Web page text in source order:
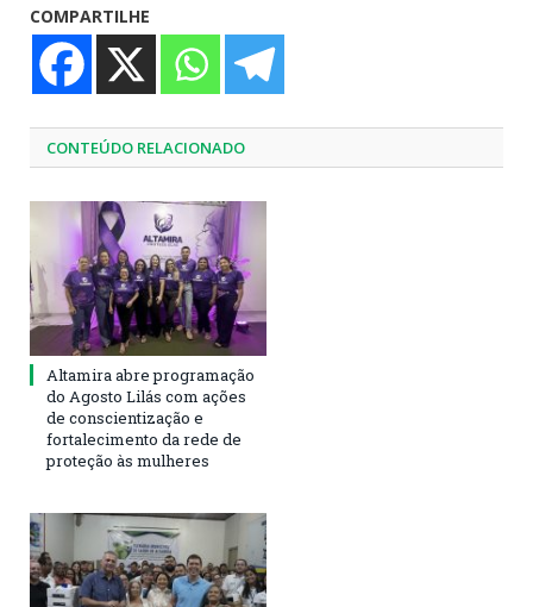
COMPARTILHE
CONTEÚDO RELACIONADO
Altamira abre programação
do Agosto Lilás com ações
de conscientização e
fortalecimento da rede de
proteção às mulheres